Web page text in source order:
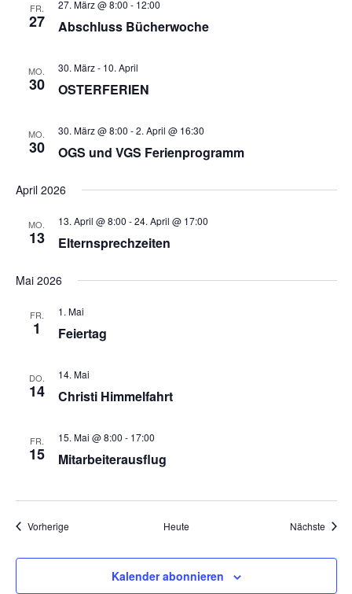
FR.
27 Abschluss Bücherwoche
27. März @ 8:00 - 12:00
MO.
30 OSTERFERIEN
30. März- 10. April
MO.
30 OGS und VGS Ferienprogramm
30. März @ 8:00 -2. April @ 16:30
April 2026
MO.
13 Elternsprechzeiten
13. April @ 8:00 -24. April @ 17:00
Mai 2026
FR.
1 Feiertag
1. Mai
DO.
14 Christi Himmelfahrt
14. Mai
FR.
15 Mitarbeiterausflug
15. Mai @ 8:00 - 17:00
VorherigeVeranstaltungen Heute Nächste
Kalender abonnieren